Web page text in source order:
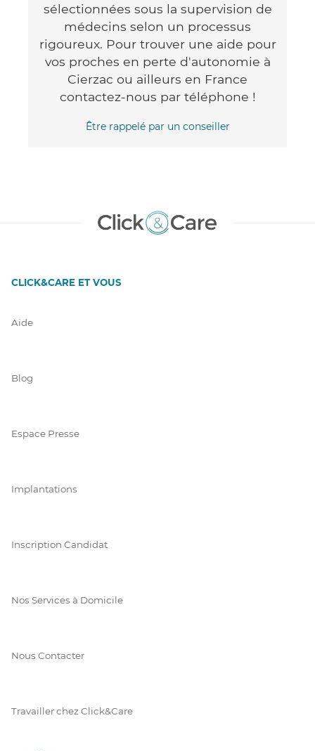
sélectionnées sous la supervision de
médecins selon un processus
rigoureux. Pour trouver une aide pour
vos proches en perte d'autonomie à
Cierzac ou ailleurs en France
contactez-nous par téléphone !
Être rappelé par un conseiller
CLICK&CARE ET VOUS
Aide
Blog
Espace Presse
Implantations
Inscription Candidat
Nos Services à Domicile
Nous Contacter
Travailler chez Click&Care